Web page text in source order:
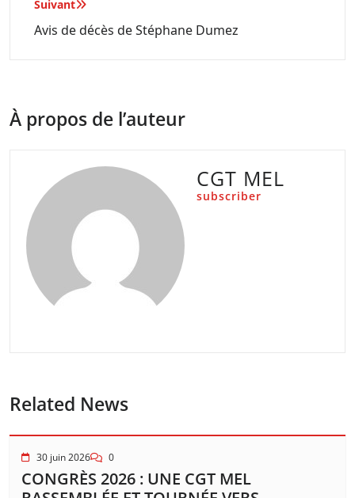
Suivant
Avis de décès de Stéphane Dumez
À propos de l’auteur
CGT MEL
subscriber
Related News
30 juin 2026 0
CONGRÈS 2026 : UNE CGT MEL